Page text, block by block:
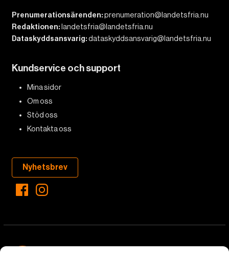
Prenumerationsärenden:prenumeration@landetsfria.nu
Redaktionen:landetsfria@landetsfria.nu
Dataskyddsansvarig:dataskyddsansvarig@landetsfria.nu
Kundservice och support
Mina sidor
Om oss
Stöd oss
Kontakta oss
Nyhetsbrev